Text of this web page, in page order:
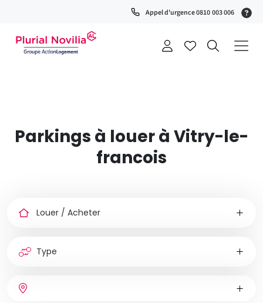
Appel d'urgence 0810 003 006
Parkings à louer à Vitry-le-
francois
de
chat